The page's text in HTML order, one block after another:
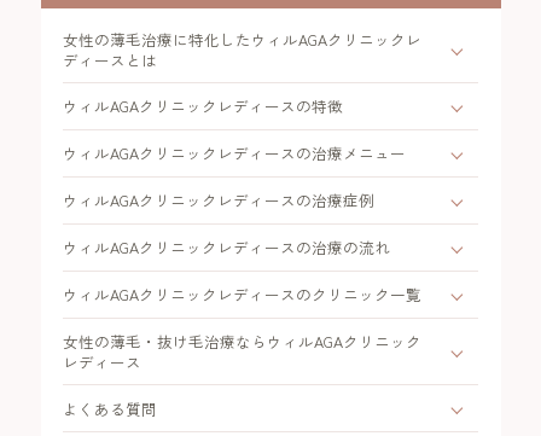
女性の薄毛治療に特化したウィルAGAクリニックレ
ディースとは
ウィルAGAクリニックレディースの特徴
ウィルAGAクリニックレディースの治療メニュー
ウィルAGAクリニックレディースの治療症例
ウィルAGAクリニックレディースの治療の流れ
ウィルAGAクリニックレディースのクリニック一覧
女性の薄毛・抜け毛治療ならウィルAGAクリニック
レディース
よくある質問